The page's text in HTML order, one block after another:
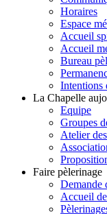
Horaires
Espace
Accueil
Accueil
Bureau
Intentions
La Chapelle
Equipe
Groupes
Atelier
Faire pèlerinage
Demande
Accueil